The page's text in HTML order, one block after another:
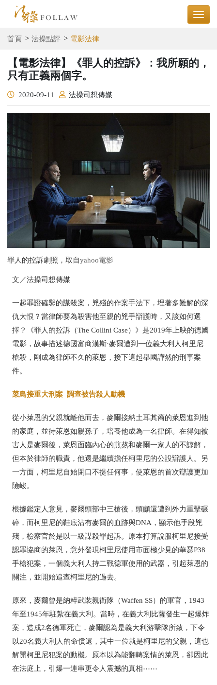
首頁 法操點評 電影法律
【電影法律】《罪人的控訴》：我所願的，
只有正義兩個字。
2020-09-11 法操司想傳媒
罪人的控訴劇照，取自yahoo電影
文／法操司想傳媒
一起罪證確鑿的謀殺案，兇殘的作案手法下，埋著多難解的深
仇大恨？當律師要為殺害他至親的兇手辯護時，又該如何選
擇？《罪人的控訴（The Collini Case）》是2019年上映的德國
電影，故事描述德國富商漢斯·麥爾遭到一位義大利人柯里尼
槍殺，剛成為律師不久的萊恩，接下這起舉國譁然的刑事案
件。
菜鳥接重大刑案 調查被告殺人動機
從小萊恩的父親就離他而去，麥爾接納土耳其裔的萊恩進到他
的家庭，並待萊恩如親孫子，培養他成為一名律師。在得知被
害人是麥爾後，萊恩面臨內心的煎熬和麥爾一家人的不諒解，
但本於律師的職責，他還是繼續擔任柯里尼的公設辯護人。另
一方面，柯里尼自始閉口不提任何事，使萊恩的首次辯護更加
險峻。
根據鑑定人意見，麥爾頭部中三槍後，頭顱還遭到外力重擊碾
碎，而柯里尼的鞋底沾有麥爾的血跡與DNA，顯示他手段兇
殘，檢察官於是以一級謀殺罪起訴。原本打算說服柯里尼接受
認罪協商的萊恩，意外發現柯里尼使用市面極少見的華瑟P38
手槍犯案，一個義大利人持二戰德軍使用的武器，引起萊恩的
關注，並開始追查柯里尼的過去。
原來，麥爾曾是納粹武裝親衛隊（Waffen SS）的軍官，1943
年至1945年駐紮在義大利。當時，在義大利比薩發生一起爆炸
案，造成2名德軍死亡，麥爾認為是義大利游擊隊所致，下令
以20名義大利人的命償還，其中一位就是柯里尼的父親，這也
解開柯里尼犯案的動機。原本以為能翻轉案情的萊恩，卻因此
在法庭上，引爆一連串更令人震撼的真相⋯⋯